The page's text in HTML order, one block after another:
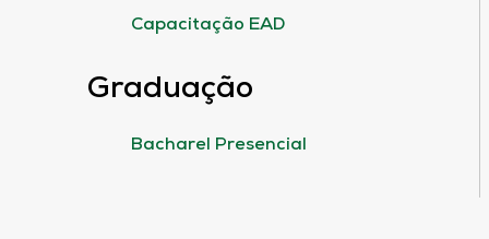
Capacitação EAD
Graduação
Bacharel Presencial